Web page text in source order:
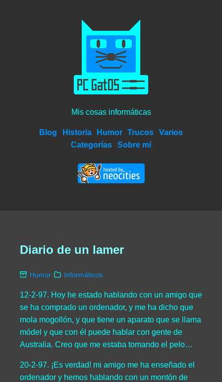
Mis cosas informáticas
Blog Historia Humor Trucos
Varios
Categorías
Sobre mí
Diario de un lamer
Humor Informáticos
12-2-97. Hoy he estado hablando con un amigo que
se ha comprado un ordenador, y me ha dicho que
mola mogollón, y que tiene un aparato que se llama
módel y que con él puede hablar con gente de
Australia. Creo que me estaba tomando el pelo…
20-2-97. ¡Es verdad! mi amigo me ha enseñado el
ordenador y hemos hablando con un montón de